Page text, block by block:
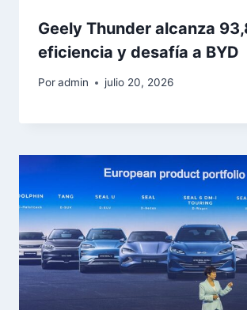
Geely Thunder alcanza
eficiencia y desafía a BYD
Poradmin julio 20, 2026